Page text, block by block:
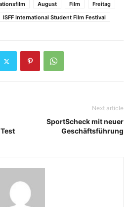
August Film
Freitag
ISFF International Student Film Festival
Next article
SportScheck mit neuer
Geschäftsführung